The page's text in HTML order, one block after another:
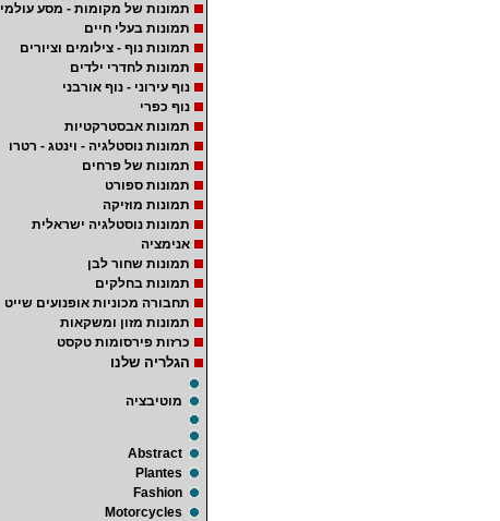
תמונות של מקומות - מסע עולמי
תמונות בעלי חיים
תמונות נוף - צילומים וציורים
תמונות לחדרי ילדים
נוף עירוני - נוף אורבני
נוף כפרי
תמונות אבסטרקטיות
תמונות נוסטלגיה - וינטג - רטרו
תמונות של פרחים
תמונות ספורט
תמונות מוזיקה
תמונות נוסטלגיה ישראלית
אנימציה
תמונות שחור לבן
תמונות בחלקים
תחבורה מכוניות אופנועים שייט
תמונות מזון ומשקאות
כרזות פירסומות טקסט
הגלריה שלנו
מוטיבציה
Abstract
Plantes
Fashion
Motorcycles